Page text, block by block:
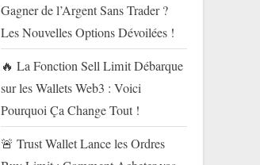
Gagner de l’Argent Sans Trader ?
Les Nouvelles Options Dévoilées !
🔥 La Fonction Sell Limit Débarque
sur les Wallets Web3 : Voici
Pourquoi Ça Change Tout !
🚨 Trust Wallet Lance les Ordres